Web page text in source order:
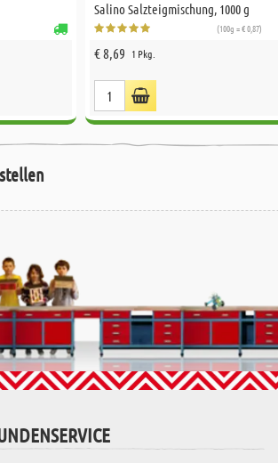
Salino Salzteigmischung, 1000 g
(100g = € 0,87)
€ 8,69 1 Pkg.